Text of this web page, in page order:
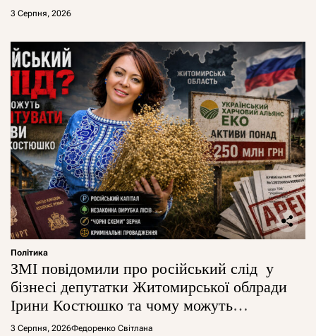
3 Серпня, 2026
Політика
ЗМІ повідомили про російський слід у
бізнесі депутатки Житомирської облради
Ірини Костюшко та чому можуть
арештувати її активи
3 Серпня, 2026Федоренко Світлана